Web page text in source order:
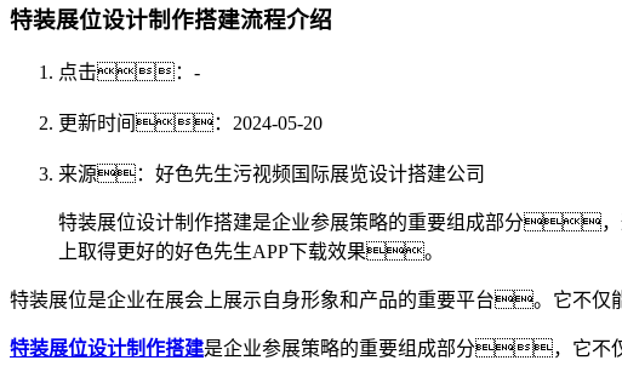
特装展位设计制作搭建流程介绍
点击： -
更新时间：2024-05-20
来源：好色先生污视频国际展览设计搭建公司
特装展位设计制作搭建是企业参展策略的重要组成部分
上取得更好的好色先生APP下载效果。
特装展位是企业在展会上展示自身形象和产品的重要平台。它
特装展位设计制作搭建是企业参展策略的重要组成部分，它